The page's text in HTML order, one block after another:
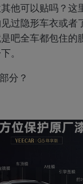
他可以贴吗？这
过隐形车衣或者
吧全车都包住的
。
分？